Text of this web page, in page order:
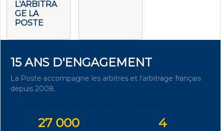
L'ARBITRA
GE LA
POSTE
15 ANS D'ENGAGEMENT
La Poste accompagne les arbitres et l'arbitrage français
depuis 2008.
27 000 4